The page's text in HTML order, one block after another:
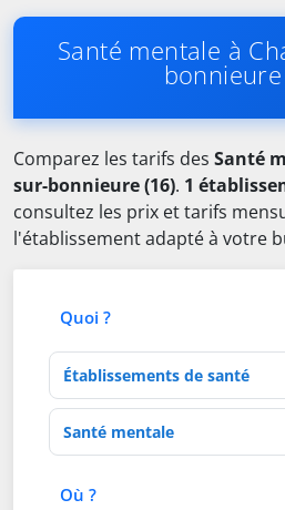
Santé mentale à
Comparez les tarifs des Santé
sur-bonnieure (16). 1
consultez les prix et tarifs
l'établissement adapté à votre
Quoi ?
Type d'établissement
Activités de soins
Où ?